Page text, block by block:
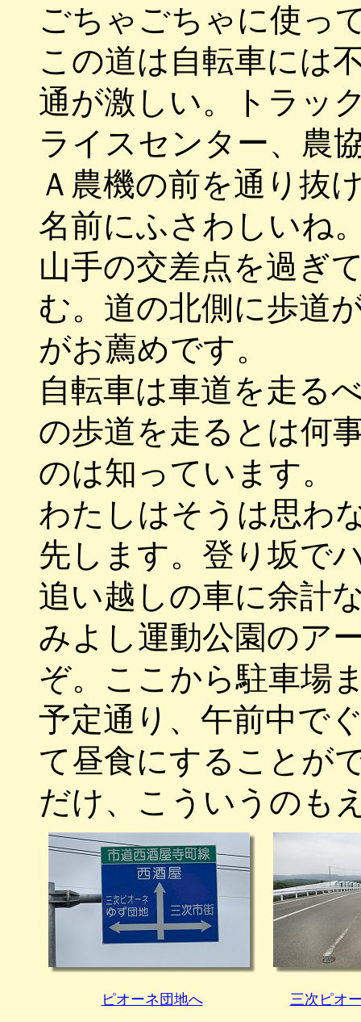
ごちゃごちゃに使っ
この道は自転車には
通が激しい。トラッ
ライスセンター、農
Ａ農機の前を通り抜
名前にふさわしいね
山手の交差点を過ぎ
む。道の北側に歩道
がお薦めです。
自転車は車道を走る
の歩道を走るとは何
のは知っています。
わたしはそうは思わ
先します。登り坂で
追い越しの車に余計
みよし運動公園のア
ぞ。ここから駐車場
予定通り、午前中で
て昼食にすることが
だけ、こういうのも
ピオーネ団地へ 三次ピオ